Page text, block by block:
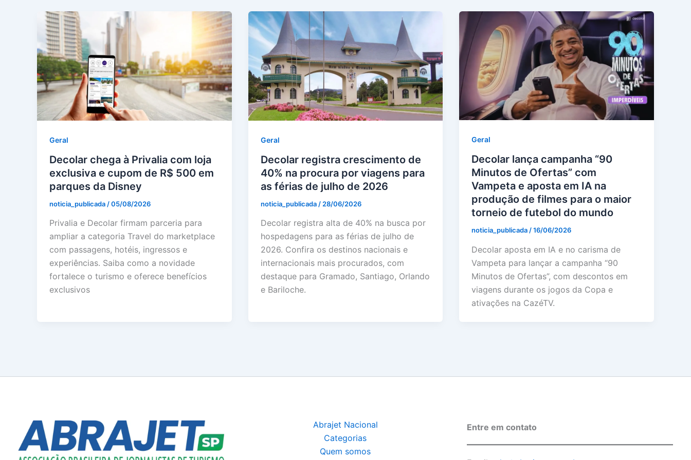
Geral
Decolar chega à Privalia com loja
exclusiva e cupom de R$ 500 em
parques da Disney
noticia_publicada /05/08/2026
Privalia e Decolar firmam parceria para
ampliar a categoria Travel do marketplace
com passagens, hotéis, ingressos e
experiências. Saiba como a novidade
fortalece o turismo e oferece benefícios
exclusivos
Geral
Decolar registra crescimento de
40% na procura por viagens para
as férias de julho de 2026
noticia_publicada / 28/06/2026
Decolar registra alta de 40% na busca por
hospedagens para as férias de julho de
2026. Confira os destinos nacionais e
internacionais mais procurados, com
destaque para Gramado, Santiago, Orlando
e Bariloche.
Geral
Decolar lança campanha “90
Minutos de Ofertas” com
Vampeta e aposta em IA na
produção de filmes para o maior
torneio de futebol do mundo
noticia_publicada /16/06/2026
Decolar aposta em IA e no carisma de
Vampeta para lançar a campanha “90
Minutos de Ofertas”, com descontos em
viagens durante os jogos da Copa e
ativações na CazéTV.
Abrajet Nacional
Categorias
Quem somos
Entre em contato